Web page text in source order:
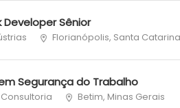
Developer Sênior
Florianópolis, Santa Catarina
Segurança do Trabalho
Betim, Minas Gerais